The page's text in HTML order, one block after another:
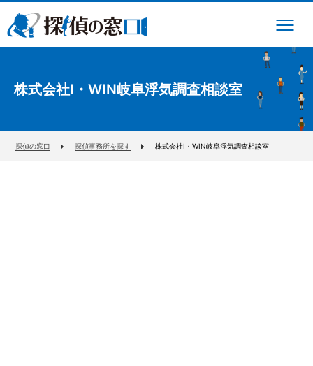
株式会社I・WIN岐阜浮気調査相談室
探偵の窓口 探偵事務所を探す 株式会社I・WIN岐阜浮気調査相談室